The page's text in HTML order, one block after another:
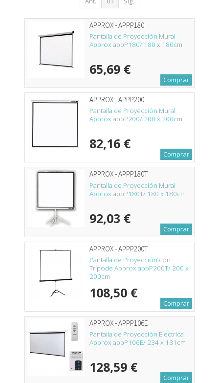
APPROX - APPP180
Pantalla de Proyección Mural
Approx appP180/ 180 x 180cm
65,69 €
Comprar
APPROX - APPP200
Pantalla de Proyección Mural
Approx appP200/ 200 x 200cm
82,16 €
Comprar
APPROX - APPP180T
Pantalla de Proyección Mural
Approx appP180T/ 180 x 180cm
92,03 €
Comprar
APPROX - APPP200T
Pantalla de Proyección con
Trípode Approx appP200T/ 200 x
200cm
108,50 €
Comprar
APPROX - APPP106E
Pantalla de Proyección Eléctrica
Approx appP106E/ 234 x 131cm
128,59 €
Comprar